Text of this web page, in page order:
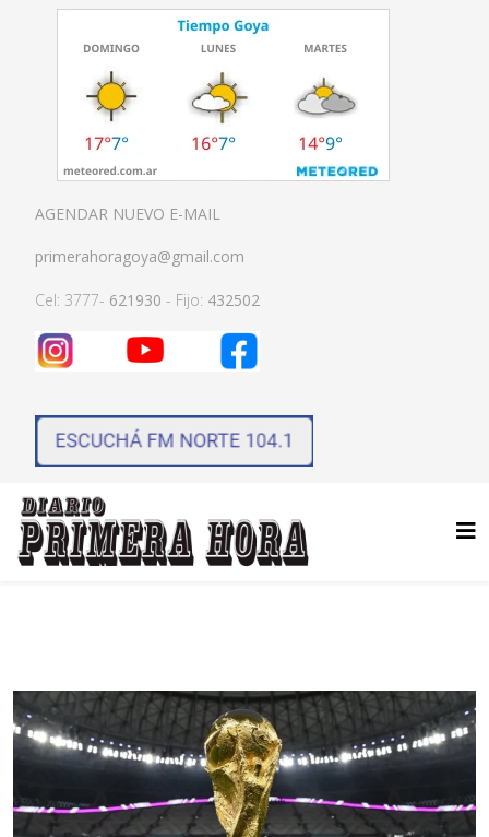
AGENDAR NUEVO E-MAIL
primerahoragoya@gmail.com
Cel: 3777- 621930 - Fijo: 432502